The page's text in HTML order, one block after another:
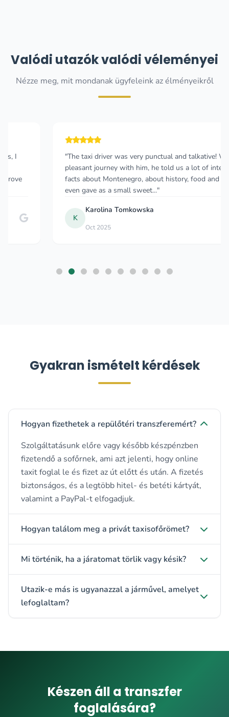
Valódi utazók valódi véleményei
Nézze meg, mit mondanak ügyfeleink az élményeikről
"The taxi driver was very punctual and talkative! We had a
pleasant journey with him, he told us a lot of interesting
facts about Montenegro, about history, food and also he
even gave as a small sweet..."
Karolina Tomkowska
Gyakran ismételt kérdések
Hogyan fizethetek a repülőtéri transzferemért?
Szolgáltatásunk előre vagy később készpénzben
fizetendő a sofőrnek, ami azt jelenti, hogy online
taxit foglal le és fizet az út előtt és után. A fizetés
biztonságos, és a legtöbb hitel- és betéti kártyát,
valamint a PayPal-t elfogadjuk.
Hogyan találom meg a privát taxisofőrömet?
Mi történik, ha a járatomat törlik vagy késik?
Utazik-e más is ugyanazzal a járművel, amelyet
lefoglaltam?
Készen áll a transzfer
foglalására?